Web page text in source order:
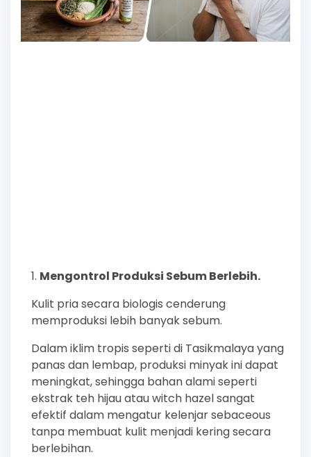
Mengontrol Produksi Sebum Berlebih.
Kulit pria secara biologis cenderung
memproduksi lebih banyak sebum.
Dalam iklim tropis seperti di Tasikmalaya yang
panas dan lembap, produksi minyak ini dapat
meningkat, sehingga bahan alami seperti
ekstrak teh hijau atau witch hazel sangat
efektif dalam mengatur kelenjar sebaceous
tanpa membuat kulit menjadi kering secara
berlebihan.